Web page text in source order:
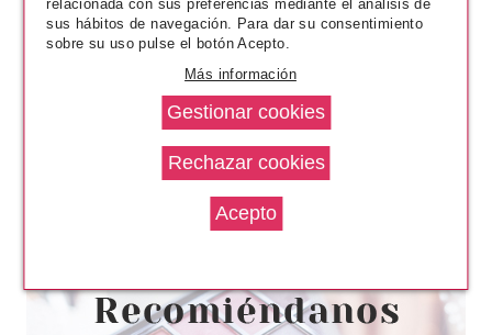
DR.LIPP MOISTURISING
COLOUR TINT RED RADISH
-60% 4.40€
relacionada con sus preferencias mediante el análisis de
sus hábitos de navegación. Para dar su consentimiento
sobre su uso pulse el botón Acepto.
Más información